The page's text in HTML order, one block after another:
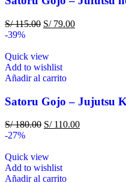
S/115.00 S/79.00
-39%
Quick view
Add to wishlist
Añadir al carrito
Satoru Gojo – Jujutsu
S/180.00 S/110.00
-27%
Quick view
Add to wishlist
Añadir al carrito